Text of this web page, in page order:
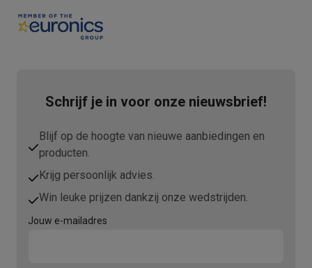
Schrijf je in voor onze nieuwsbrief!
Blijf op de hoogte van nieuwe aanbiedingen en
producten.
Krijg persoonlijk advies.
Win leuke prijzen dankzij onze wedstrijden.
Jouw e-mailadres